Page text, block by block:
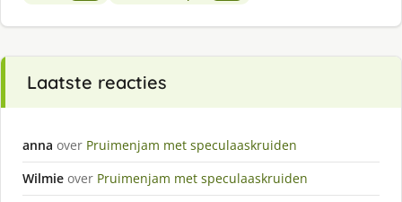
Laatste reacties
anna over Pruimenjam met speculaaskruiden
Wilmie over Pruimenjam met speculaaskruiden